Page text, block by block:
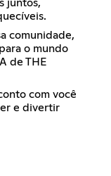
juntos,
comunidade,
o mundo
de THE
com você
e divertir